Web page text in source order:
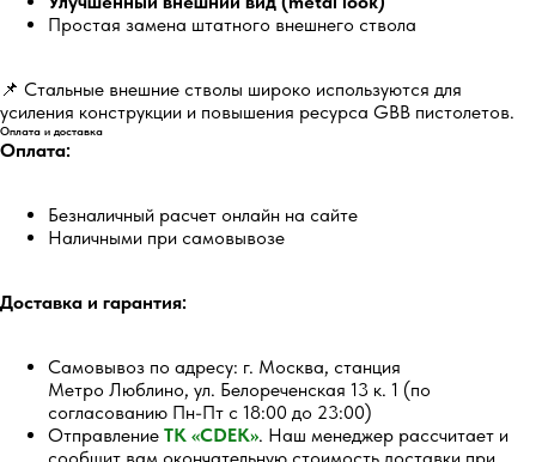
Простая замена штатного внешнего ствола
📌 Стальные внешние стволы широко используются для
усиления конструкции и повышения ресурса GBB пистолетов.
Оплата и доставка
Оплата:
Безналичный расчет онлайн на сайте
Наличными при самовывозе
Доставка и гарантия:
Самовывоз по адресу: г. Москва, станция
Метро Люблино, ул. Белореченская 13 к. 1 (по
согласованию Пн-Пт с 18:00 до 23:00)
Отправление ТК «CDEK». Наш менеджер рассчитает и
сообщит вам окончательную стоимость доставки при